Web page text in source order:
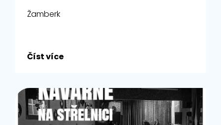
Žamberk
Číst více